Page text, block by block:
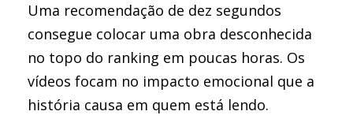
Uma recomendação de dez segundos
consegue colocar uma obra desconhecida
no topo do ranking em poucas horas. Os
vídeos focam no impacto emocional que a
história causa em quem está lendo.